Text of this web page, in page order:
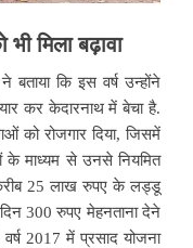
मिला बढ़ावा
बताया कि इस वर्ष उन्होंने
कर केदारनाथ में बेचा है.
को रोजगार दिया, जिसमें
के माध्यम से उनसे नियमित
करीब 25 लाख रुपए के लड्डू
300 रुपए मेहनताना देने
2017 में प्रसाद योजना